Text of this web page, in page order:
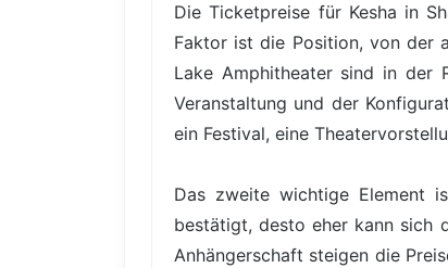
Die Ticketpreise für Kesha in
Faktor ist die Position, von der
Lake Amphitheater sind in der
Veranstaltung und der
ein Festival, eine
Das zweite wichtige Element
bestätigt, desto eher kann sich
Anhängerschaft steigen die